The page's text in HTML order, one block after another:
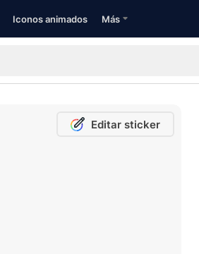
Iconos animados Más
Editar sticker